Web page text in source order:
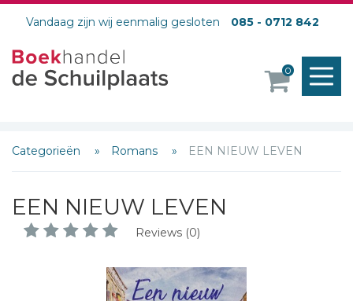
Vandaag zijn wij eenmalig gesloten 085 - 0712 842
0
Categorieën Romans EEN NIEUW LEVEN
EEN NIEUW LEVEN
Reviews (0)